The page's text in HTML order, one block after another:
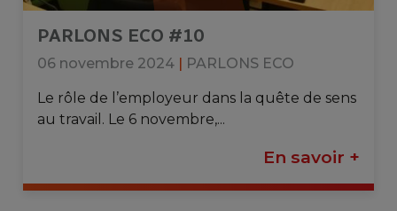
PARLONS ECO #10
06 novembre 2024 | PARLONS ECO
Le rôle de l’employeur dans la quête de sens
au travail. Le 6 novembre,...
En savoir +